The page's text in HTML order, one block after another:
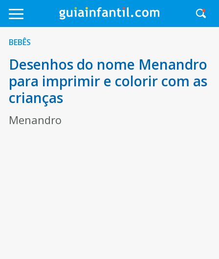
BEBÊS
Desenhos do nome Menandro
para imprimir e colorir com as
crianças
Menandro